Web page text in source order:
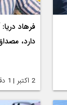
فرهاد
دارد،
2 اکتبر | 1 دقیقه